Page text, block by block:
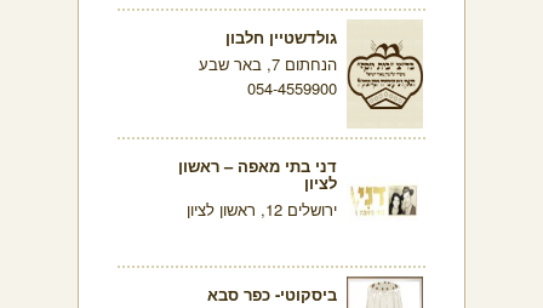
גולדשטיין חלבון
הנחתום 7, באר שבע
054-4559900
דני בתי מאפה – ראשון
לציון
ירושלים 12, ראשון לציון
ביסקוטי- כפר סבא